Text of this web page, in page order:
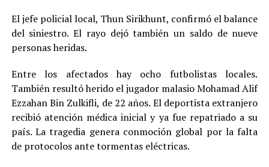
El jefe policial local, Thun Sirikhunt, confirmó el balance
del siniestro. El rayo dejó también un saldo de nueve
personas heridas.
Entre los afectados hay ocho futbolistas locales.
También resultó herido el jugador malasio Mohamad Alif
Ezzahan Bin Zulkifli, de 22 años. El deportista extranjero
recibió atención médica inicial y ya fue repatriado a su
país. La tragedia genera conmoción global por la falta
de protocolos ante tormentas eléctricas.